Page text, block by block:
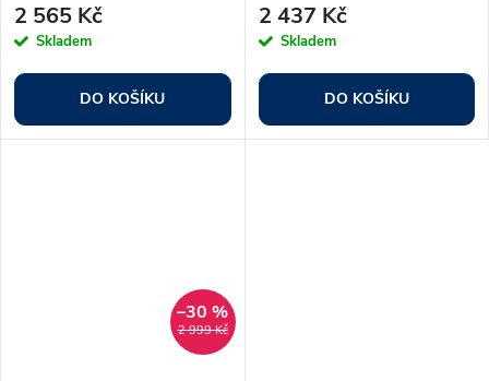
2 565 Kč
Skladem
DO KOŠÍKU
2 437 Kč
Skladem
DO KOŠÍKU
2 999 Kč
–30 %